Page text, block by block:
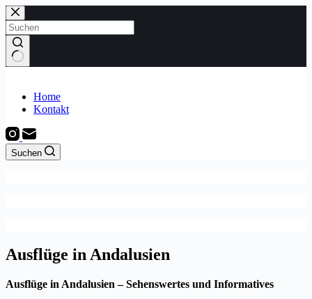
Zum
Inhalt
springen
Home
Kontakt
Suchen
Ausflüge in Andalusien
Ausflüge in Andalusien – Sehenswertes und Informatives